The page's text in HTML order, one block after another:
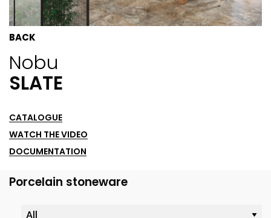
BACK
Nobu
SLATE
CATALOGUE
WATCH THE VIDEO
DOCUMENTATION
Porcelain stoneware